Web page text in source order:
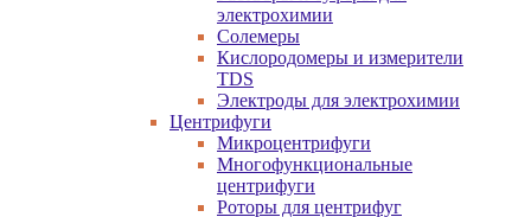
электрохимии
Солемеры
Кислородомеры и измерители
TDS
Электроды для электрохимии
Центрифуги
Микроцентрифуги
Многофункциональные
центрифуги
Роторы для центрифуг